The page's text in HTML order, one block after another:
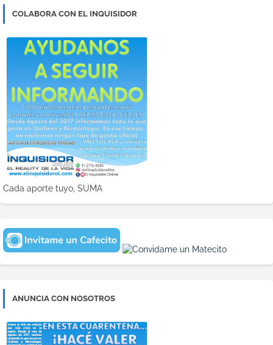
COLABORA CON EL INQUISIDOR
Cada aporte tuyo, SUMA
ANUNCIA CON NOSOTROS